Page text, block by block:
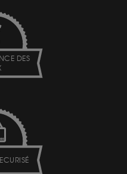
DES